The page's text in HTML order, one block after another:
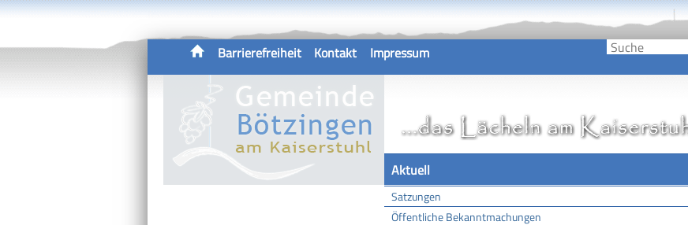
Barrierefreiheit Kontakt Impressum
Aktuell
Satzungen
Öffentliche Bekanntmachungen